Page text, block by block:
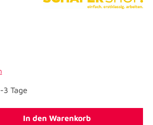
Tage
In den Warenkorb